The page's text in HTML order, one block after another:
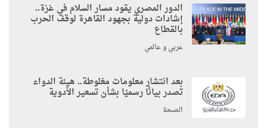
الدور المصري يقود مسار السلام في غزة..
إشادات دولية بجهود القاهرة لوقف الحرب
بالقطاع
عربي و عالمي
بعد انتشار معلومات مغلوطة.. هيئة الدواء
تصدر بيانًا رسميًا بشأن تسعير الأدوية
الصحة